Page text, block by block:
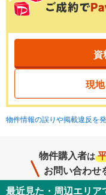
資
現
物件情報の誤りや掲載違反を
物件購入者は
お問い合わせ
最近見た・周辺エリア